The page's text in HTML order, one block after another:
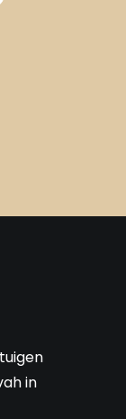
in